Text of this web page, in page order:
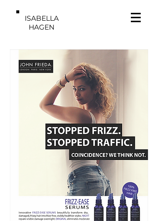
ISABELLA
HAGEN